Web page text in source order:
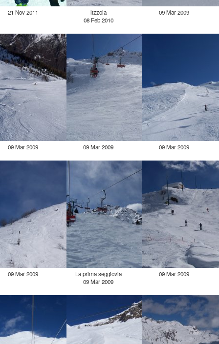
21 Nov 2011
lizzola
08 Feb 2010
09 Mar 2009
09 Mar 2009 09 Mar 2009 09 Mar 2009
09 Mar 2009
La prima seggiovia
09 Mar 2009
09 Mar 2009